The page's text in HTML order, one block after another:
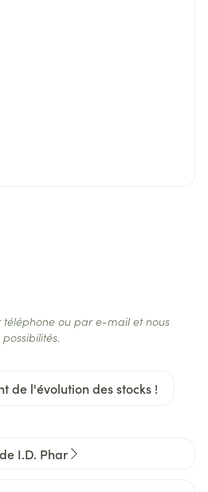
de l'évolution des stocks !
téléphone ou par e-mail et nous
I.D. Phar